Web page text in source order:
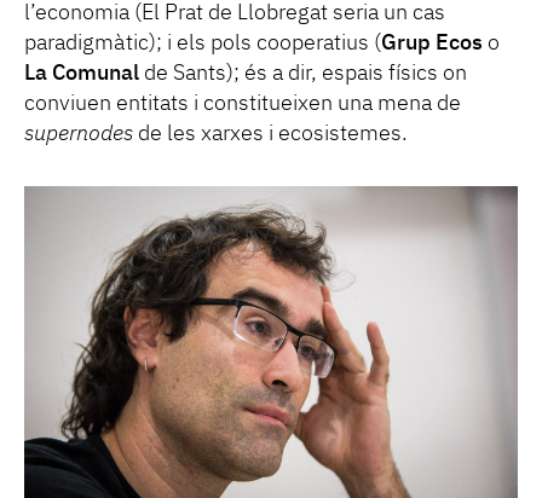
l’economia (El Prat de Llobregat seria un cas
paradigmàtic); i els pols cooperatius (Grup Ecos o
La Comunal de Sants); és a dir, espais físics on
conviuen entitats i constitueixen una mena de
supernodes de les xarxes i ecosistemes.